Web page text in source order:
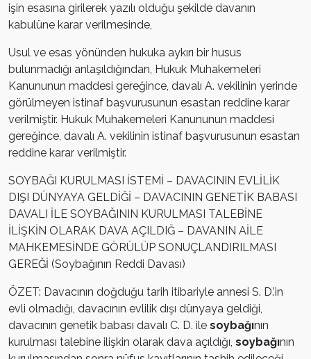
işin esasına girilerek yazılı olduğu şekilde davanın
kabulüne karar verilmesinde,
Usul ve esas yönünden hukuka aykırı bir husus
bulunmadığı anlaşıldığından, Hukuk Muhakemeleri
Kanununun maddesi gereğince, davalı A. vekilinin yerinde
görülmeyen istinaf başvurusunun esastan reddine karar
verilmiştir. Hukuk Muhakemeleri Kanununun maddesi
gereğince, davalı A. vekilinin istinaf başvurusunun esastan
reddine karar verilmiştir.
SOYBAĞI KURULMASI İSTEMİ – DAVACININ EVLİLİK
DIŞI DÜNYAYA GELDİĞİ – DAVACININ GENETİK BABASI
DAVALI İLE SOYBAĞININ KURULMASI TALEBİNE
İLİŞKİN OLARAK DAVA AÇILDIĞ – DAVANIN AİLE
MAHKEMESİNDE GÖRÜLÜP SONUÇLANDIRILMASI
GEREĞİ (Soybağının Reddi Davası)
ÖZET: Davacının doğduğu tarih itibariyle annesi S. D.’in
evli olmadığı, davacının evlilik dışı dünyaya geldiği,
davacının genetik babası davalı C. D. ile soybağının
kurulması talebine ilişkin olarak dava açıldığı, soybağının